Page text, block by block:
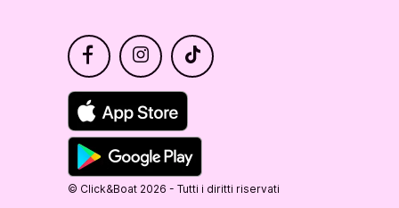
© Click&Boat 2026 - Tutti i diritti riservati